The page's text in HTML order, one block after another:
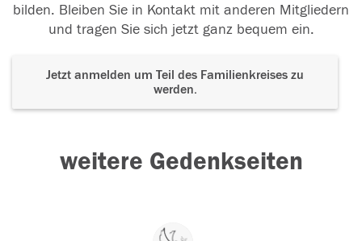
bilden. Bleiben Sie in Kontakt mit anderen Mitgliedern
und tragen Sie sich jetzt ganz bequem ein.
Jetzt anmelden um Teil des Familienkreises zu
werden.
weitere Gedenkseiten